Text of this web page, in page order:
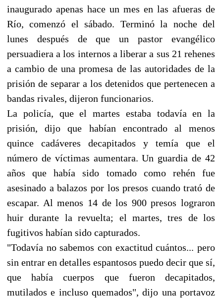
inaugurado apenas hace un mes en las afueras de
Río, comenzó el sábado. Terminó la noche del
lunes después de que un pastor evangélico
persuadiera a los internos a liberar a sus 21 rehenes
a cambio de una promesa de las autoridades de la
prisión de separar a los detenidos que pertenecen a
bandas rivales, dijeron funcionarios.
La policía, que el martes estaba todavía en la
prisión, dijo que habían encontrado al menos
quince cadáveres decapitados y temía que el
número de víctimas aumentara. Un guardia de 42
años que había sido tomado como rehén fue
asesinado a balazos por los presos cuando trató de
escapar. Al menos 14 de los 900 presos lograron
huir durante la revuelta; el martes, tres de los
fugitivos habían sido capturados.
"Todavía no sabemos con exactitud cuántos... pero
sin entrar en detalles espantosos puedo decir que sí,
que había cuerpos que fueron decapitados,
mutilados e incluso quemados", dijo una portavoz